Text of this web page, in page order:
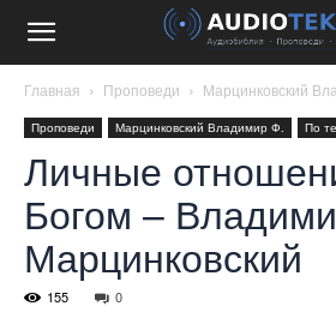
Главная Проповеди Марцинковский
Проповеди Марцинковский Владимир Ф. По
Личные
Богом –
Марцинковский
155 0